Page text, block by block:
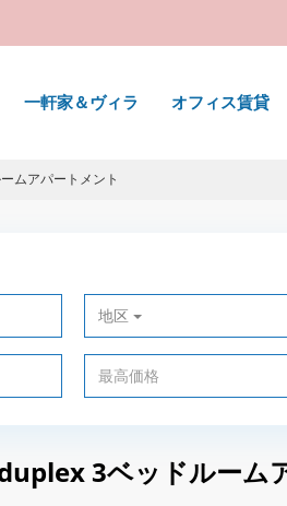
一軒家＆ヴィラ オフィス賃貸
ムアパートメント
地区
3ベッドルーム